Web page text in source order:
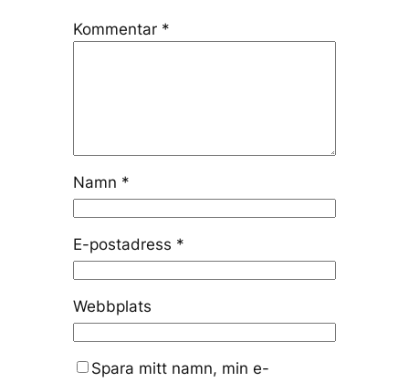
Kommentar *
Namn *
E-postadress *
Webbplats
Spara mitt namn, min e-